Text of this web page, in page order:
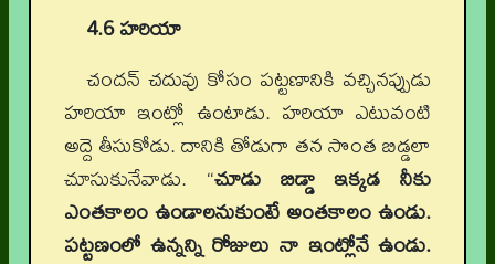
4.6 హరియా
చందన్ చదువు కోసం పట్టణానికి వచ్చినప్పుడు
హరియా ఇంట్లో ఉంటాడు. హరియా ఎటువంటి
అద్దె తీసుకోడు. దానికి తోడుగా తన సొంత బిడ్డలా
చూసుకునేవాడు. “చూడు బిడ్డా ఇక్కడ నీకు
ఎంతకాలం ఉండాలనుకుంటే అంతకాలం ఉండు.
పట్టణంలో ఉన్నన్ని రోజులు నా ఇంట్లోనే ఉండు.